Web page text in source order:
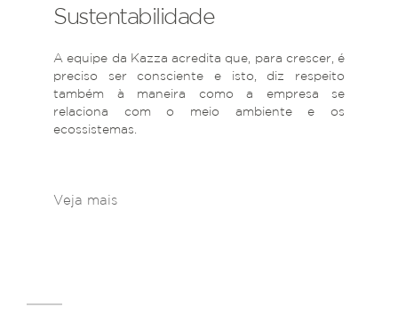
Sustentabilidade
A equipe da Kazza acredita que, para crescer, é
preciso ser consciente e isto, diz respeito
também à maneira como a empresa se
relaciona com o meio ambiente e os
ecossistemas.
Veja mais